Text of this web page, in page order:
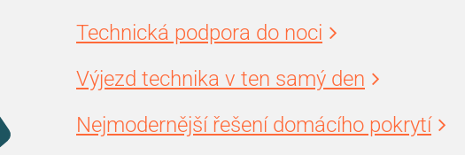
Technická podpora do noci
Výjezd technika v ten samý den
Nejmodernější řešení domácího pokrytí